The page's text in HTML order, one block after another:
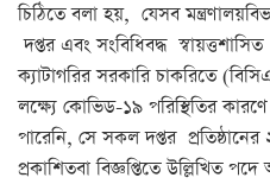
চিঠিতে বলা হয়, যেসব
দপ্তর এবং সংবিধিবদ্ধ
ক্যাটাগরির সরকারি চাকরিতে
লক্ষ্যে কোভিড-১৯ পরিস্থিতির
পারেনি, সে সকল দপ্তর
প্রকাশিতবা বিজ্ঞপ্তিতে উল্লিখিত